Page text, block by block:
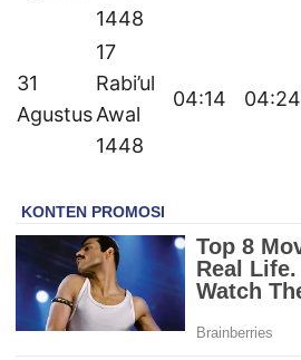
1448
31
Agustus
17
Rabi’ul
Awal
1448
04:14 04:24